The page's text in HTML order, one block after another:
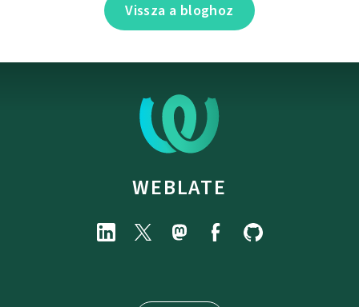
Vissza a bloghoz
WEBLATE